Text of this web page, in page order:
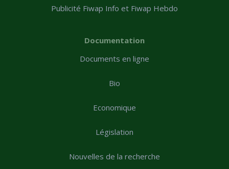
Publicité Fiwap Info et Fiwap Hebdo
Documentation
Documents en ligne
Bio
Economique
Législation
Nouvelles de la recherche